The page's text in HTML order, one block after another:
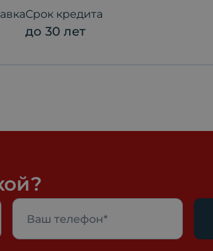
Срок кредита
до 30 лет